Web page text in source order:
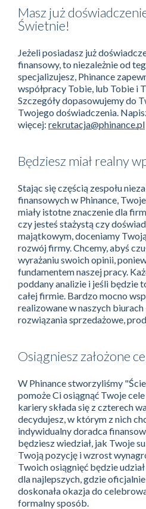
Masz już
Świetnie!
Jeżeli posiadasz już
finansowy, to niezależnie od
specjalizujesz, Phinance
współpracy Tobie, lub Tobie i
Szczegóły dopasowujemy do
Twojego doświadczenia.
więcej: rekrutacja@phinance.pl
Będziesz miał realny
Stając się częścią zespołu
finansowych w Phinance,
miały istotne znaczenie dla
czy jesteś stażystą czy
majątkowym, doceniamy
rozwój firmy. Chcemy, abyś
wyrażaniu swoich opinii,
fundamentem naszej pracy.
poddany analizie i jeśli będzie
całej firmie. Bardzo mocno
realizowane w naszych biurach
rozwiązania sprzedażowe,
Osiągniesz założone
W Phinance stworzyliśmy
pomoże Ci osiągnąć Twoje
kariery składa się z czterech
decydujesz, w którym z nich
indywidualny doradca
będziesz wiedział, jak Twoje
Twoją pozycję i wzrost
Twoich osiągnięć będzie
dla najlepszych, gdzie
doskonała okazja do
formalny sposób.